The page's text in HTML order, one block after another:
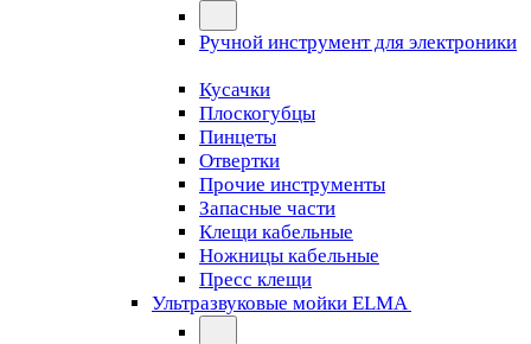
Ручной инструмент для электроники
Кусачки
Плоскогубцы
Пинцеты
Отвертки
Прочие инструменты
Запасные части
Клещи кабельные
Ножницы кабельные
Пресс клещи
Ультразвуковые мойки ELMA